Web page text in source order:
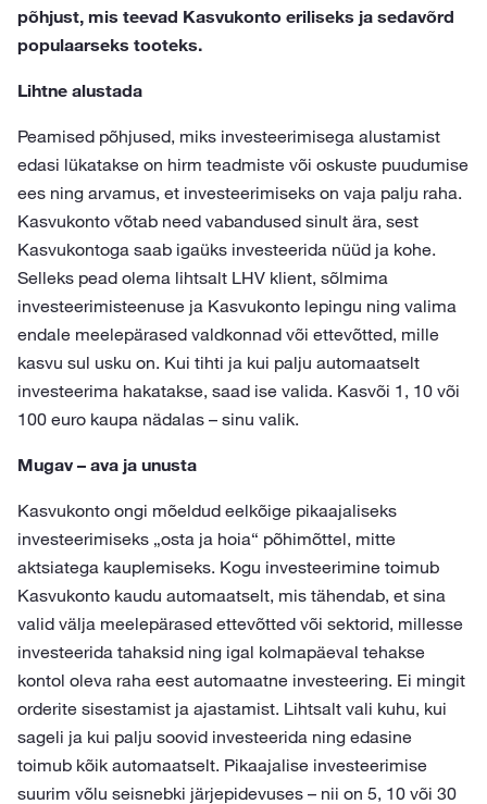
põhjust, mis teevad Kasvukonto eriliseks ja sedavõrd
populaarseks tooteks.
Lihtne alustada
Peamised põhjused, miks investeerimisega alustamist
edasi lükatakse on hirm teadmiste või oskuste puudumise
ees ning arvamus, et investeerimiseks on vaja palju raha.
Kasvukonto võtab need vabandused sinult ära, sest
Kasvukontoga saab igaüks investeerida nüüd ja kohe.
Selleks pead olema lihtsalt LHV klient, sõlmima
investeerimisteenuse ja Kasvukonto lepingu ning valima
endale meelepärased valdkonnad või ettevõtted, mille
kasvu sul usku on. Kui tihti ja kui palju automaatselt
investeerima hakatakse, saad ise valida. Kasvõi 1, 10 või
100 euro kaupa nädalas – sinu valik.
Mugav – ava ja unusta
Kasvukonto ongi mõeldud eelkõige pikaajaliseks
investeerimiseks „osta ja hoia“ põhimõttel, mitte
aktsiatega kauplemiseks. Kogu investeerimine toimub
Kasvukonto kaudu automaatselt, mis tähendab, et sina
valid välja meelepärased ettevõtted või sektorid, millesse
investeerida tahaksid ning igal kolmapäeval tehakse
kontol oleva raha eest automaatne investeering. Ei mingit
orderite sisestamist ja ajastamist. Lihtsalt vali kuhu, kui
sageli ja kui palju soovid investeerida ning edasine
toimub kõik automaatselt. Pikaajalise investeerimise
suurim võlu seisnebki järjepidevuses – nii on 5, 10 või 30